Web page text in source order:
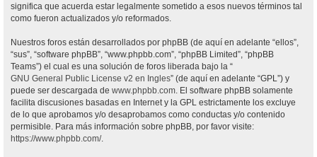
significa que acuerda estar legalmente sometido a esos nuevos términos tal
como fueron actualizados y/o reformados.
Nuestros foros están desarrollados por phpBB (de aquí en adelante “ellos”,
“sus”, “software phpBB”, “www.phpbb.com”, “phpBB Limited”, “phpBB
Teams”) el cual es una solución de foros liberada bajo la “
GNU General Public License v2 en Ingles” (de aquí en adelante “GPL”) y
puede ser descargada de www.phpbb.com. El software phpBB solamente
facilita discusiones basadas en Internet y la GPL estrictamente los excluye
de lo que aprobamos y/o desaprobamos como conductas y/o contenido
permisible. Para más información sobre phpBB, por favor visite:
https://www.phpbb.com/.